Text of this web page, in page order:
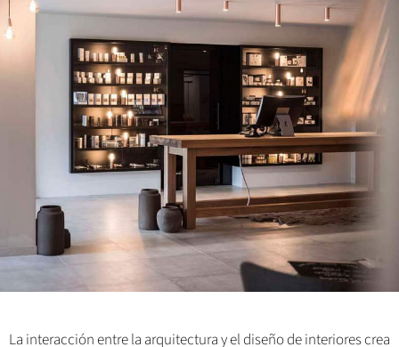
La interacción entre la arquitectura y el diseño de interiores crea